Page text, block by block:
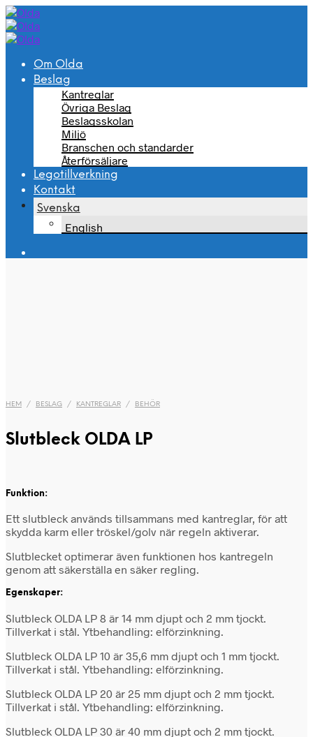
Om Olda
Beslag
Kantreglar
Övriga Beslag
Beslagsskolan
Miljö
Branschen och standarder
Återförsäljare
Legotillverkning
Kontakt
Svenska
English
HEM / BESLAG / KANTREGLAR / BEHÖR
Slutbleck OLDA LP
Funktion:
Ett slutbleck används tillsammans med kantreglar, för att
skydda karm eller tröskel/golv när regeln aktiverar.
Slutblecket optimerar även funktionen hos kantregeln
genom att säkerställa en säker regling.
Egenskaper:
Slutbleck OLDA LP 8 är 14 mm djupt och 2 mm tjockt.
Tillverkat i stål. Ytbehandling: elförzinkning.
Slutbleck OLDA LP 10 är 35,6 mm djupt och 1 mm tjockt.
Tillverkat i stål. Ytbehandling: elförzinkning.
Slutbleck OLDA LP 20 är 25 mm djupt och 2 mm tjockt.
Tillverkat i stål. Ytbehandling: elförzinkning.
Slutbleck OLDA LP 30 är 40 mm djupt och 2 mm tjockt.